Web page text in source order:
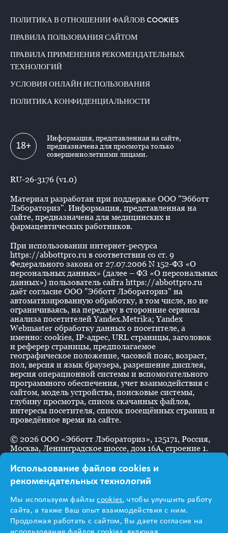
ПОЛИТИКА В ОТНОШЕНИИ ФАЙЛОВ COOKIES
ПРАВИЛА ПОЛЬЗОВАНИЯ САЙТОМ
ПРАВИЛА ПРИМЕНЕНИЯ РЕКОМЕНДАТЕЛЬНЫХ
ТЕХНОЛОГИЙ
УСЛОВИЯ ОНЛАЙН ИСПОЛЬЗОВАНИЯ
ПОЛИТИКА КОНФИДЕНЦИАЛЬНОСТИ
18+
Информация, представленная на сайте,
предназначена для просмотра только
совершеннолетними лицами.
RU-26-3176 (v1.0)
Материал разработан при поддержке ООО "Эбботт
Лэбораториз". Информация, представленная на
сайте, предназначена для медицинских и
фармацевтических работников.
При использовании интернет-ресурса
https://abbottpro.ru в соответствии со ст. 9
Федерального закона от 27.07.2006 N 152-ФЗ «О
персональных данных» (далее – ФЗ «О персональных
данных») пользователь сайта https://abbottpro.ru
даёт согласие ООО "Эбботт Лэбораториз" на
автоматизированную обработку, в том числе, но не
ограничиваясь, на передачу в сторонние сервисы
анализа посетителей Yandex.Metrika; Yandex
Webmaster обработку данных о посетителе, а
именно: cookies, IP-адрес, URL страницы, заголовок
и реферер страницы, предполагаемое
географическое положение, часовой пояс, возраст,
пол, версия и язык браузера, разрешение дисплея,
версия операционной системы и вспомогательного
программного обеспечения, учет взаимодействия с
сайтом, модель устройства, поисковые системы,
глубину просмотра, список скачанных файлов,
интересы посетителя, список посещённых страниц и
проведённое время на сайте.
© 2026 ООО «Эбботт Лэбораториз», 125171, Россия,
Москва, Ленинградское шоссе, дом 16А, строение 1.
Информация
предназначена для
Использование файлов cookies и
рекомендательных технологий
Мы используем файлыcookies, чтобы улучшить работу
сайта, а также Ваш опыт взаимодействия с ним.
Продолжая работать с сайтом, Вы даете согласие на